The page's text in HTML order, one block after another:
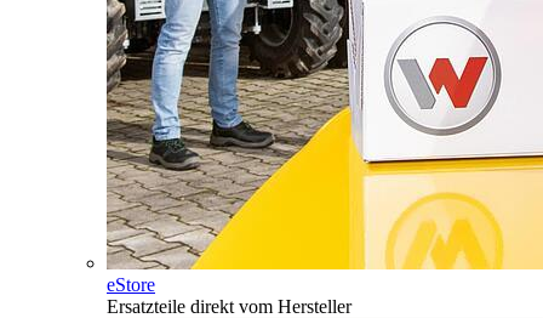
eStore
Ersatzteile direkt vom Hersteller